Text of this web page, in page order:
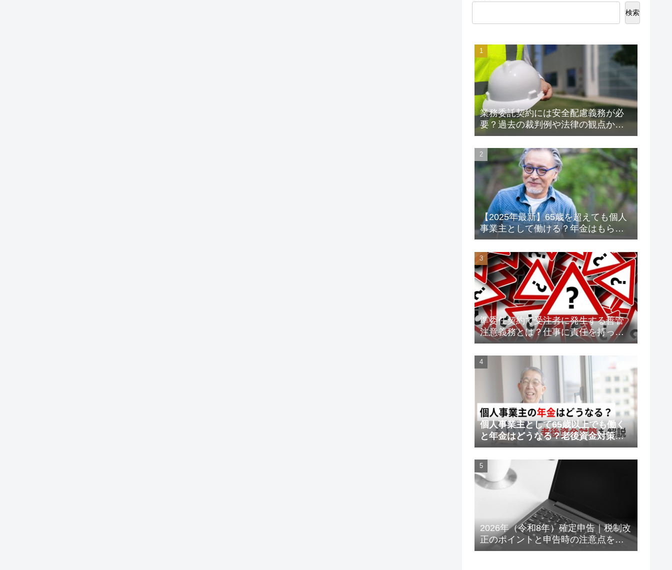
検索
業務委託契約には安全配慮義務が必
要？過去の裁判例や法律の観点から
解説します！
【2025年最新】65歳を超えても個人
事業主として働ける？年金はもらえ
る？老後資金対策も解説！
準委任契約で受注者に発生する善管
注意義務とは？仕事に責任を持って
トラブルを未然に防ごう！
個人事業主として65歳以上でも働く
と年金はどうなる？老後資金対策も
解説
2026年（令和8年）確定申告｜税制改
正のポイントと申告時の注意点をわ
かりやすく解説